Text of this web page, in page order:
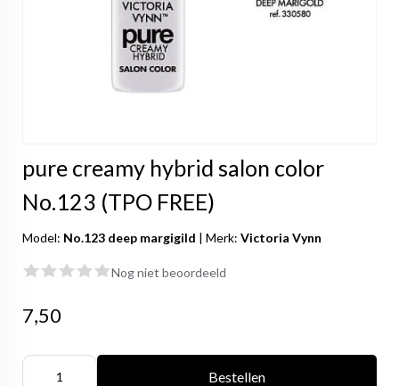
pure creamy hybrid salon color
No.123 (TPO FREE)
Model: No.123 deep margigild | Merk: Victoria Vynn
Nog niet beoordeeld
7,50
Bestellen